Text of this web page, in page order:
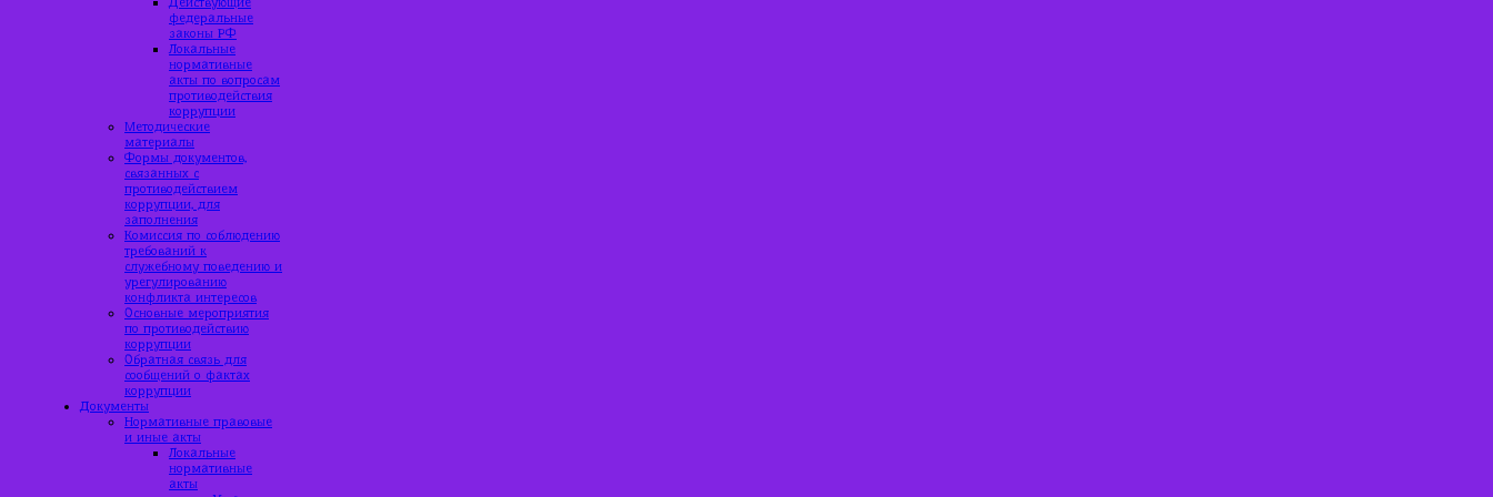
федеральные
законы РФ
Локальные
нормативные
акты по вопросам
противодействия
коррупции
Методические
материалы
Формы документов,
связанных с
противодействием
коррупции, для
заполнения
Комиссия по соблюдению
требований к
служебному поведению и
урегулированию
конфликта интересов
Основные мероприятия
по противодействию
коррупции
Обратная связь для
сообщений о фактах
коррупции
Документы
Нормативные правовые
и иные акты
Локальные
нормативные
акты